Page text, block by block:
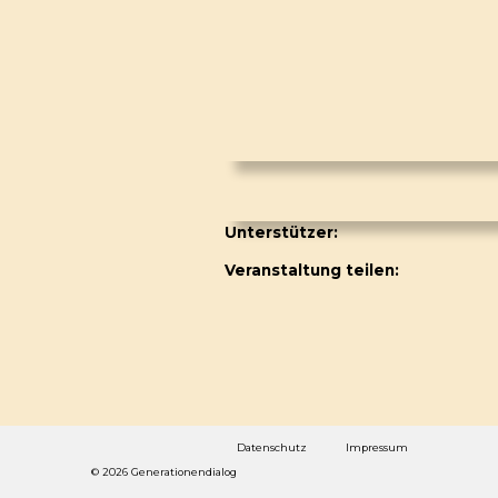
Unterstützer:
Veranstaltung teilen:
© 2026 Generationendialog
Datenschutz Impressum